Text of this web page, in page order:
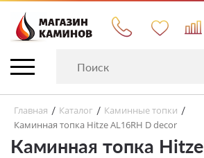
Главная / Каталог / Каминные топки /
Каминная топка Hitze AL16RH D decor
Каминная топка Hitze